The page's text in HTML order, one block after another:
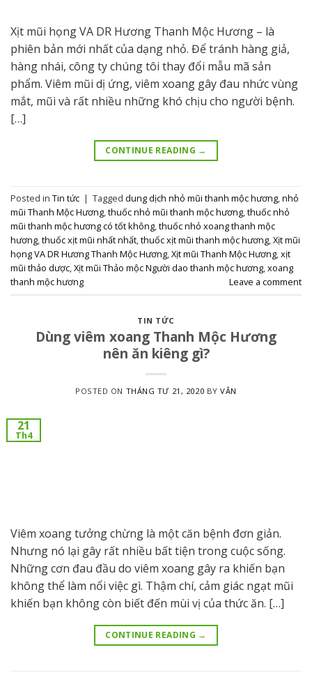
Xịt mũi họng VA DR Hương Thanh Mộc Hương – là
phiên bản mới nhất của dạng nhỏ. Để tránh hàng giả,
hàng nhái, công ty chúng tôi thay đổi mẫu mã sản
phẩm. Viêm mũi dị ứng, viêm xoang gây đau nhức vùng
mắt, mũi và rất nhiều những khó chịu cho người bệnh.
[…]
CONTINUE READING →
Posted in Tin tức | Tagged dung dịch nhỏ mũi thanh mộc hương,nhỏ
mũi Thanh Mộc Hương,thuốc nhỏ mũi thanh mộc hương,thuốc nhỏ
mũi thanh mộc hương có tốt không,thuốc nhỏ xoang thanh mộc
hương,thuốc xịt mũi nhất nhất,thuốc xịt mũi thanh mộc hương,Xịt mũi
họng VA DR Hương Thanh Mộc Hương,Xịt mũi Thanh Mộc Hương,xịt
mũi thảo dược,Xịt mũi Thảo mộc Người dao thanh mộc hương,xoang
thanh mộc hương
Leave a comment
TIN TỨC
Dùng viêm xoang Thanh Mộc Hương
nên ăn kiêng gì?
POSTED ON THÁNG TƯ 21, 2020 BYVÂN
21
Th4
Viêm xoang tưởng chừng là một căn bệnh đơn giản.
Nhưng nó lại gây rất nhiều bất tiện trong cuộc sống.
Những cơn đau đầu do viêm xoang gây ra khiến bạn
không thể làm nổi việc gì. Thậm chí, cảm giác ngạt mũi
khiến bạn không còn biết đến mùi vị của thức ăn. […]
CONTINUE READING →